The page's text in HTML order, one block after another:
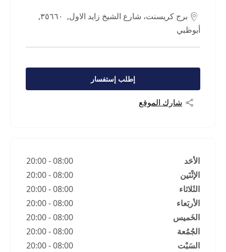
برج كريسنت، شارع الشيخ زايد الاول,
,
أبوظبي
إطلب إستفسار
شارك الموقع
الأحَد 08:00
-
20:00
الإثْنَين
08:00
-
20:00
الثَلاثاء
08:00
-
20:00
الأربَعاء
08:00
-
20:00
الخَميس
08:00
-
20:00
الجُمُعة
08:00
-
20:00
السَبْت
08:00
-
20:00